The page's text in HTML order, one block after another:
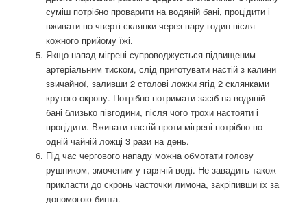
суміш потрібно проварити на водяній бані, процідити і
вживати по чверті склянки через пару годин після
кожного прийому їжі.
Якщо напад мігрені супроводжується підвищеним
артеріальним тиском, слід приготувати настій з калини
звичайної, заливши 2 столові ложки ягід 2 склянками
крутого окропу. Потрібно потримати засіб на водяній
бані близько півгодини, після чого трохи настояти і
процідити. Вживати настій проти мігрені потрібно по
одній чайній ложці 3 рази на день.
Під час чергового нападу можна обмотати голову
рушником, змоченим у гарячій воді. Не завадить також
прикласти до скронь часточки лимона, закріпивши їх за
допомогою бинта.